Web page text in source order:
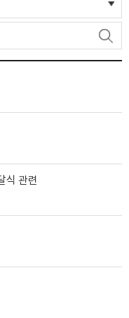
식 관련